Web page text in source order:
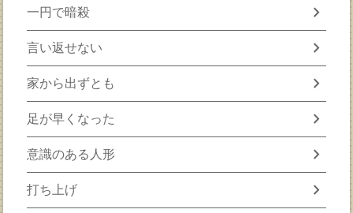
一円で暗殺 chevron_right
言い返せない chevron_right
家から出ずとも chevron_right
足が早くなった chevron_right
意識のある人形 chevron_right
打ち上げ chevron_right